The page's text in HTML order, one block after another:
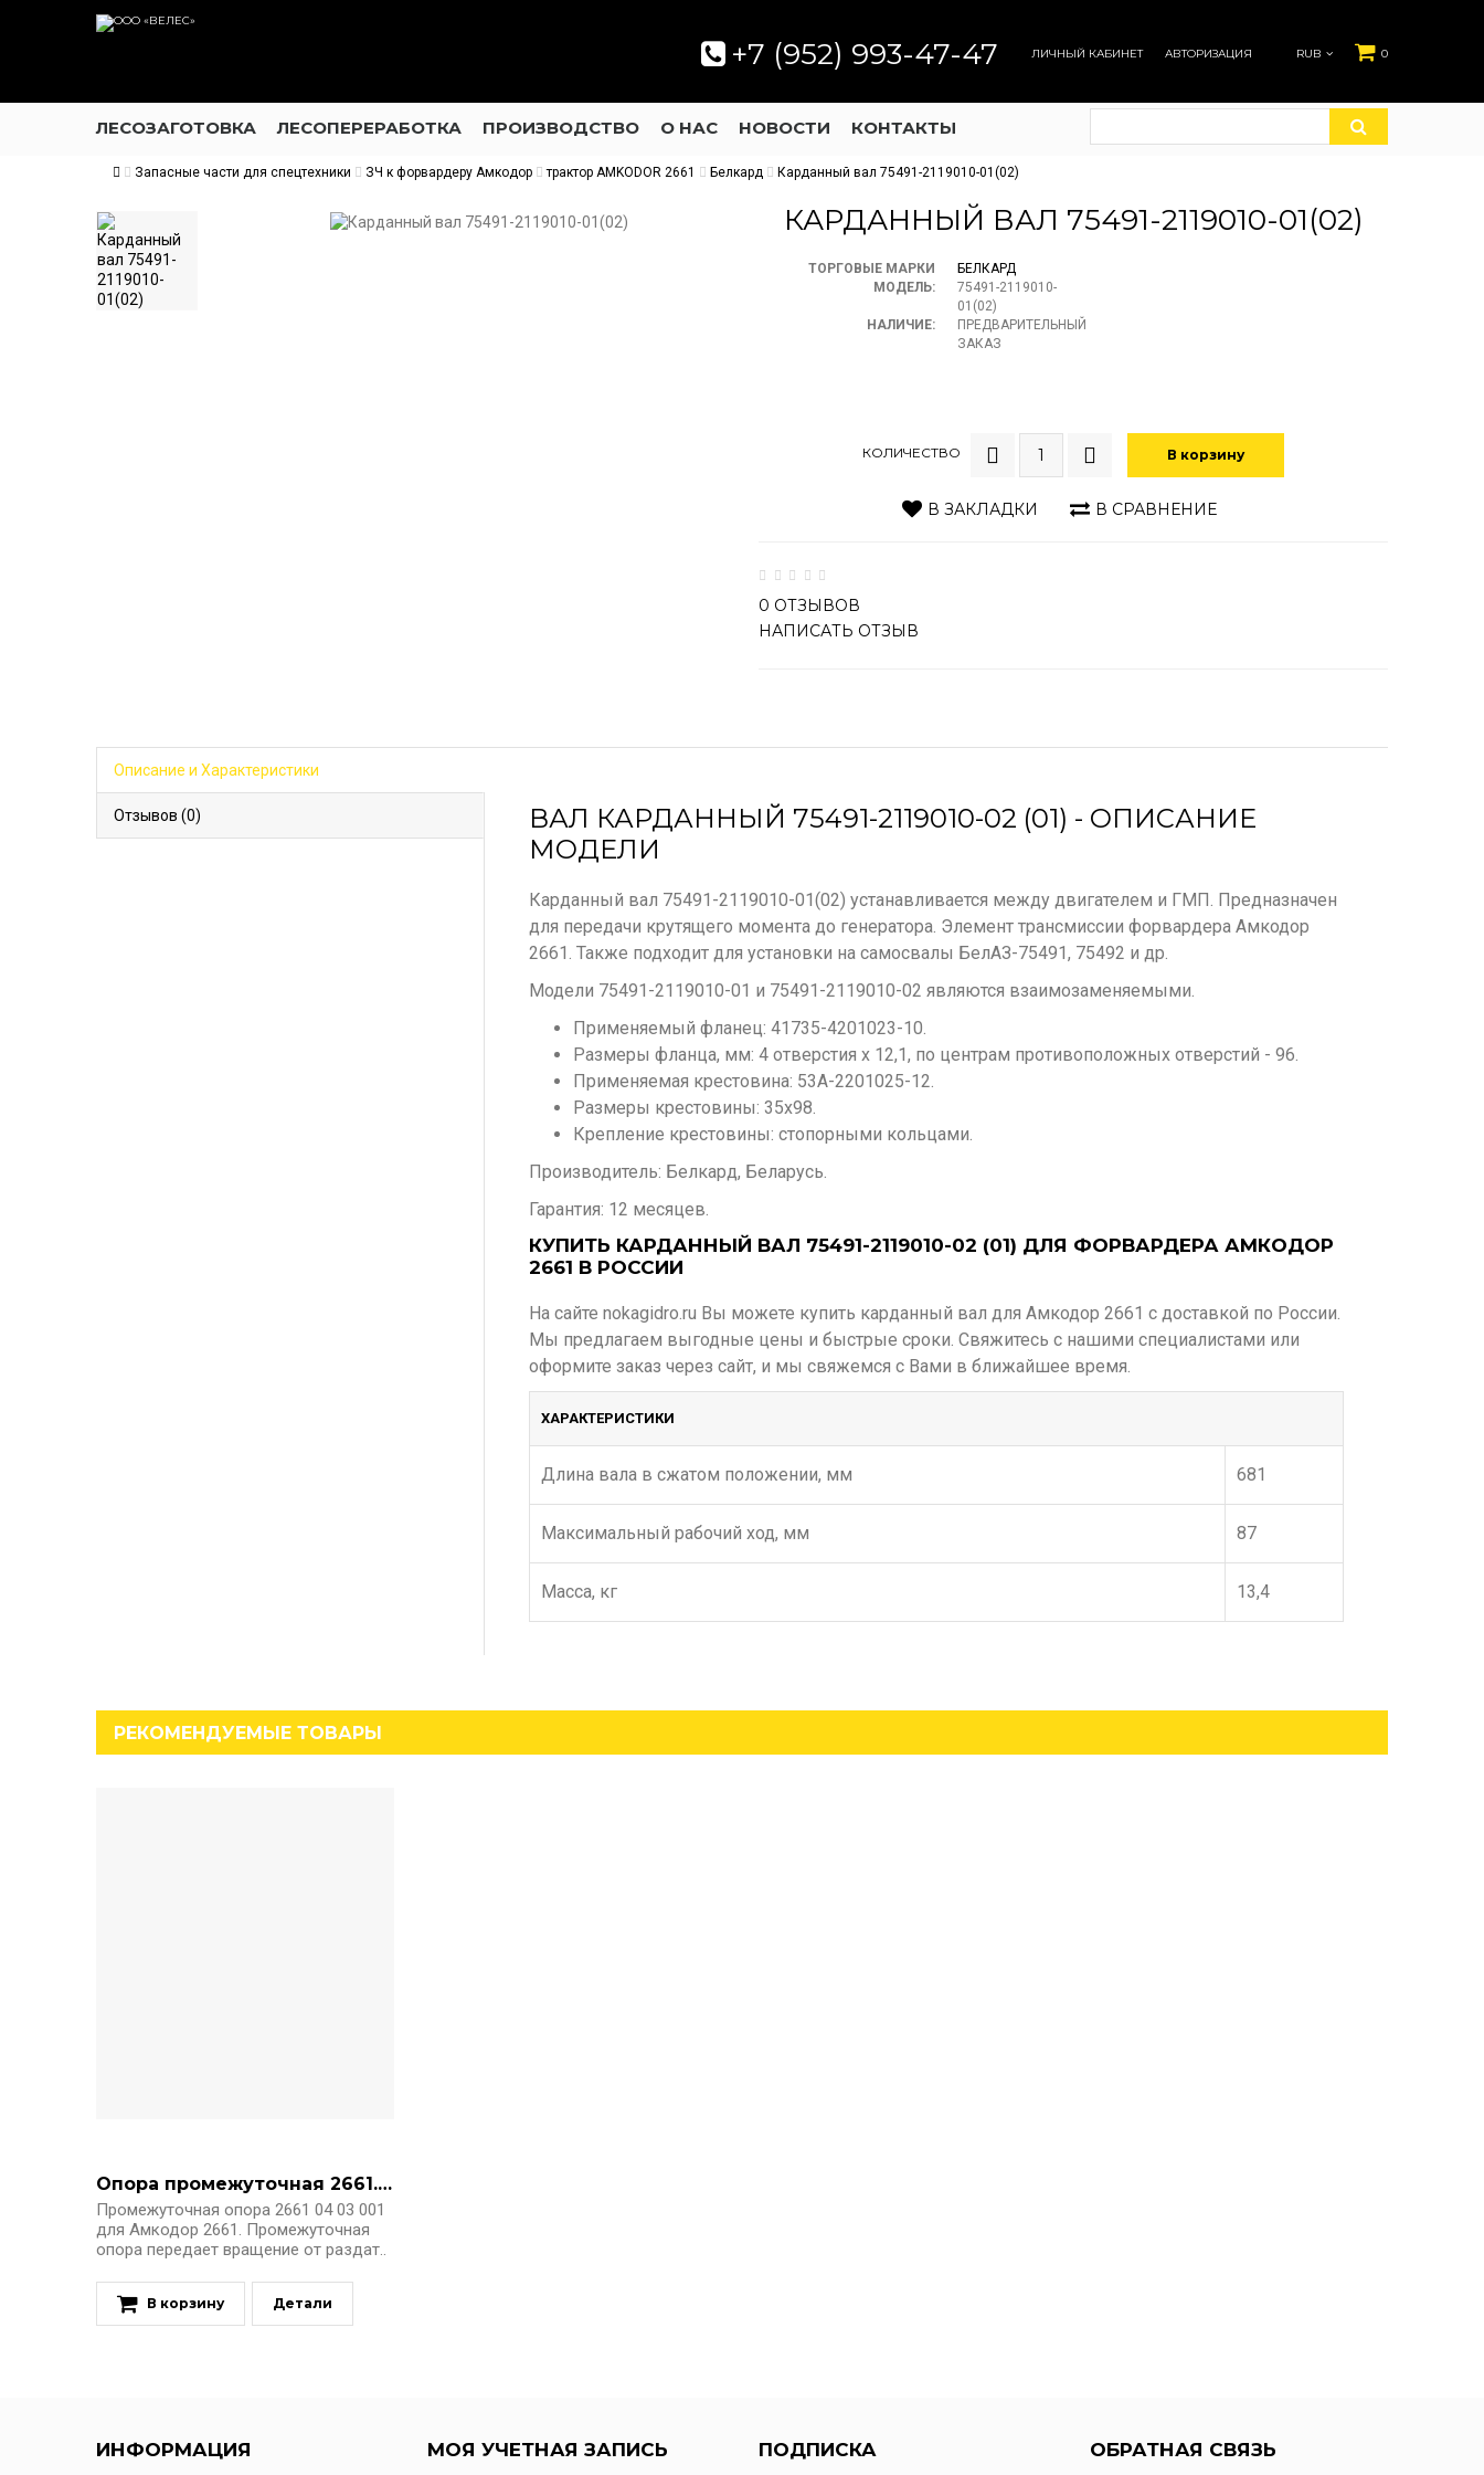
0
ЛИЧНЫЙ КАБИНЕТ АВТОРИЗАЦИЯ RUB
+7 (952) 993-47-47
ЛЕСОЗАГОТОВКА ЛЕСОПЕРЕРАБОТКА ПРОИЗВОДСТВО О НАС НОВОСТИ КОНТАКТЫ
Запасные части для спецтехники ЗЧ к форвардеру Амкодор трактор AMKODOR 2661 Белкард Карданный вал 75491-2119010-01(02)
КАРДАННЫЙ ВАЛ 75491-2119010-01(02)
ТОРГОВЫЕ МАРКИ
БЕЛКАРД
МОДЕЛЬ:
75491-2119010-
01(02)
НАЛИЧИЕ:
ПРЕДВАРИТЕЛЬНЫЙ
ЗАКАЗ
КОЛИЧЕСТВО В корзину
В ЗАКЛАДКИ В СРАВНЕНИЕ
0 ОТЗЫВОВ
НАПИСАТЬ ОТЗЫВ
Описание и Характеристики
Отзывов (0)
ВАЛ КАРДАННЫЙ 75491-2119010-02 (01) - ОПИСАНИЕ
МОДЕЛИ
Карданный вал 75491-2119010-01(02) устанавливается между двигателем и ГМП. Предназначен
для передачи крутящего момента до генератора. Элемент трансмиссии форвардера Амкодор
2661. Также подходит для установки на самосвалы БелАЗ-75491, 75492 и др.
Модели 75491-2119010-01 и 75491-2119010-02 являются взаимозаменяемыми.
Применяемый фланец: 41735-4201023-10.
Размеры фланца, мм: 4 отверстия х 12,1, по центрам противоположных отверстий - 96.
Применяемая крестовина: 53А-2201025-12.
Размеры крестовины: 35х98.
Крепление крестовины: стопорными кольцами.
Производитель: Белкард, Беларусь.
Гарантия: 12 месяцев.
КУПИТЬ КАРДАННЫЙ ВАЛ 75491-2119010-02 (01) ДЛЯ ФОРВАРДЕРА АМКОДОР
2661 В РОССИИ
На сайте nokagidro.ru Вы можете купить карданный вал для Амкодор 2661 с доставкой по России.
Мы предлагаем выгодные цены и быстрые сроки. Свяжитесь с нашими специалистами или
оформите заказ через сайт, и мы свяжемся с Вами в ближайшее время.
ХАРАКТЕРИСТИКИ
Длина вала в сжатом положении, мм 681
Максимальный рабочий ход, мм 87
Масса, кг 13,4
РЕКОМЕНДУЕМЫЕ ТОВАРЫ
Опора промежуточная 2661.04.03.001
Промежуточная опора 2661 04 03 001
для Амкодор 2661. Промежуточная
опора передает вращение от раздат..
В корзину Детали
ИНФОРМАЦИЯ МОЯ УЧЕТНАЯ ЗАПИСЬ ПОДПИСКА ОБРАТНАЯ СВЯЗЬ